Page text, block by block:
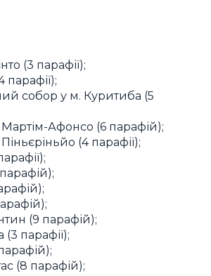
(3 парафії);
парафії);
собор у м. Куритиба (5
Афонсо (6 парафій);
(4 парафії);
(9 парафій);
(3 парафії);
(8 парафій);